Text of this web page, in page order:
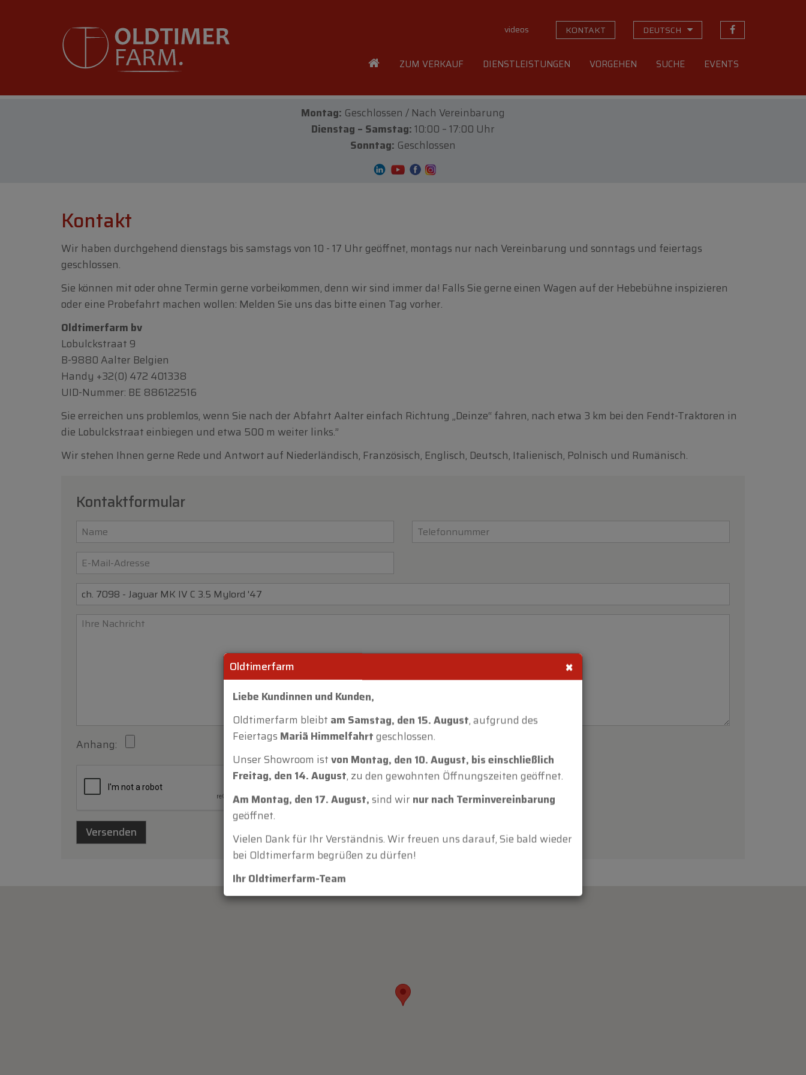
videos KONTAKT DEUTSCH
ZUM VERKAUF DIENSTLEISTUNGEN VORGEHEN SUCHE EVENTS
Montag: Geschlossen / Nach Vereinbarung
Dienstag – Samstag:10:00 – 17:00 Uhr
Sonntag: Geschlossen
Kontakt
Wir haben durchgehend dienstags bis samstags von 10 - 17 Uhr geöffnet, montags nur nach Vereinbarung und sonntags und feiertags
geschlossen.
Sie können mit oder ohne Termin gerne vorbeikommen, denn wir sind immer da! Falls Sie gerne einen Wagen auf der Hebebühne inspizieren
oder eine Probefahrt machen wollen: Melden Sie uns das bitte einen Tag vorher.
Oldtimerfarm bv
Lobulckstraat 9
B-9880 Aalter Belgien
Handy +32(0) 472 401338
UID-Nummer: BE 886122516
Sie erreichen uns problemlos, wenn Sie nach der Abfahrt Aalter einfach Richtung „Deinze“ fahren, nach etwa 3 km bei den Fendt-Traktoren in
die Lobulckstraat einbiegen und etwa 500 m weiter links.”
Wir stehen Ihnen gerne Rede und Antwort auf Niederländisch, Französisch, Englisch, Deutsch, Italienisch, Polnisch und Rumänisch.
Kontaktformular
Anhang:
×
Oldtimerfarm
Liebe Kundinnen und Kunden,
Oldtimerfarm bleibt am Samstag, den 15. August, aufgrund des
Feiertags Mariä Himmelfahrtgeschlossen.
Unser Showroom istvon Montag, den 10. August, bis einschließlich
Freitag, den 14. August, zu den gewohnten Öffnungszeiten geöffnet.
Am Montag, den 17. August,sind wir nur nach Terminvereinbarung
geöffnet.
Vielen Dank für Ihr Verständnis. Wir freuen uns darauf, Sie bald wieder
bei Oldtimerfarm begrüßen zu dürfen!
Ihr Oldtimerfarm-Team